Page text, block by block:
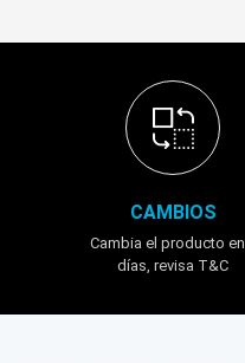
CAMBIOS
Cambia el producto
días, revisa T&C